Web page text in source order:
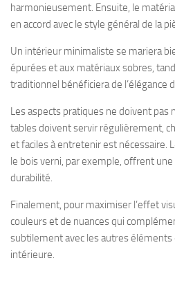
harmonieusement. Ensuite, le
en accord avec le style général de la
Un intérieur minimaliste se mariera
épurées et aux matériaux sobres,
traditionnel bénéficiera de l’élégance
Les aspects pratiques ne doivent pas
tables doivent servir régulièrement,
et faciles à entretenir est nécessaire.
le bois verni, par exemple, offrent
durabilité.
Finalement, pour maximiser l’effet
couleurs et de nuances qui
subtilement avec les autres éléments
intérieure.